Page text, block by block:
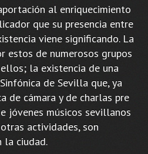
al enriquecimiento
que su presencia entre
viene significando. La
estos de numerosos grupos
la existencia de una
de Sevilla que, ya
de cámara y de charlas pre
jóvenes músicos sevillanos
actividades, son
la ciudad.